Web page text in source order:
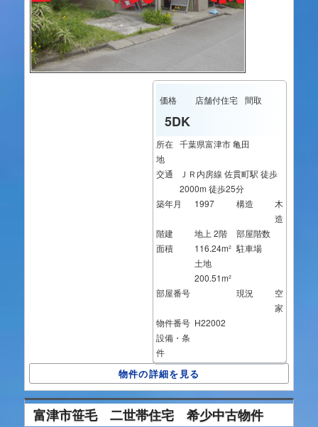
価格 店舗付住宅 間取
5DK
所在
地
千葉県富津市 亀田
交通
ＪＲ内房線 佐貫町駅 徒歩
2000m 徒歩25分
築年月
1997 構造
木
造
階建
地上 2階
部屋階数
面積
116.24m²
土地
200.51m²
駐車場
部屋番号 現況
空
家
物件番号 H22002
設備・条
件
物件の詳細を見る
富津市笹毛 二世帯住宅 希少中古物件